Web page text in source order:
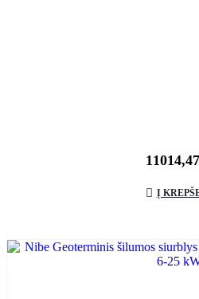
11014,47
Į